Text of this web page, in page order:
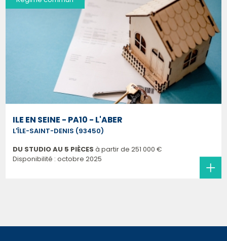
ILE EN SEINE - PA10 - L'ABER
L'ÎLE-SAINT-DENIS (93450)
DU STUDIO AU 5 PIÈCES à partir de 251 000 €
Disponibilité : octobre 2025